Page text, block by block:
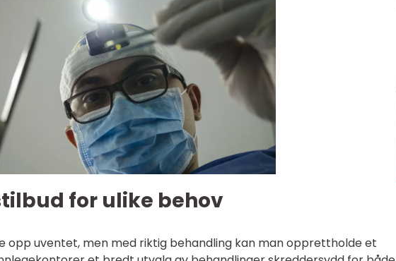
for ulike behov
opp uventet, men med riktig behandling kan man opprettholde et